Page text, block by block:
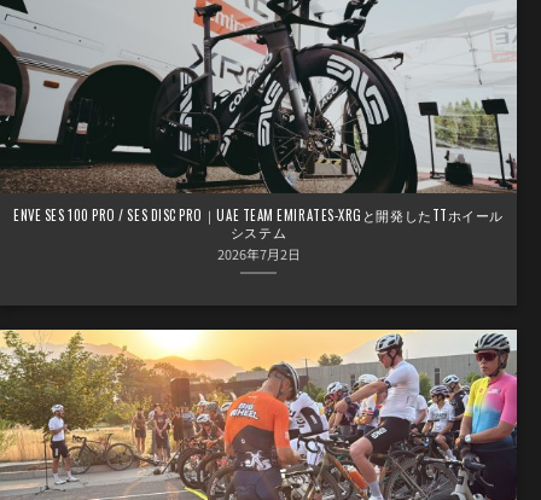
ENVE SES 100 PRO / SES DISC PRO｜UAE TEAM EMIRATES-XRGと開発したTTホイール
システム
2026年7月2日